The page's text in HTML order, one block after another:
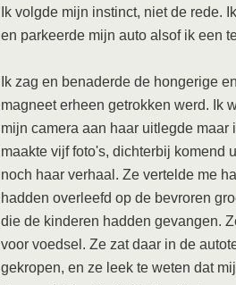
Ik volgde mijn instinct, niet de rede.
en parkeerde mijn auto alsof ik een
Ik zag en benaderde de hongerige
magneet erheen getrokken werd. Ik
mijn camera aan haar uitlegde
maakte vijf foto's, dichterbij komend
noch haar verhaal. Ze vertelde me
hadden overleefd op de bevroren
die de kinderen hadden gevangen.
voor voedsel. Ze zat daar in de
gekropen, en ze leek te weten dat